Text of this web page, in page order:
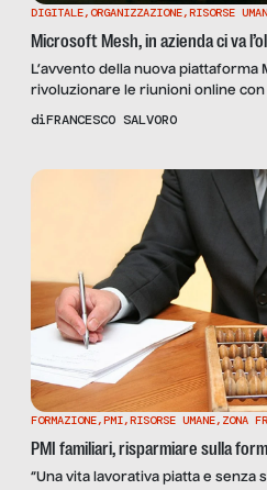
DIGITALE,ORGANIZZAZIONE,RISORSE
Microsoft Mesh, in azienda ci va
L’avvento della nuova piattaforma
rivoluzionare le riunioni online con
incontri digitali sostituiranno quelli
diFRANCESCO SALVORO
FORMAZIONE,PMI,RISORSE UMANE, ZONA
PMI familiari, risparmiare sulla
“Una vita lavorativa piatta e